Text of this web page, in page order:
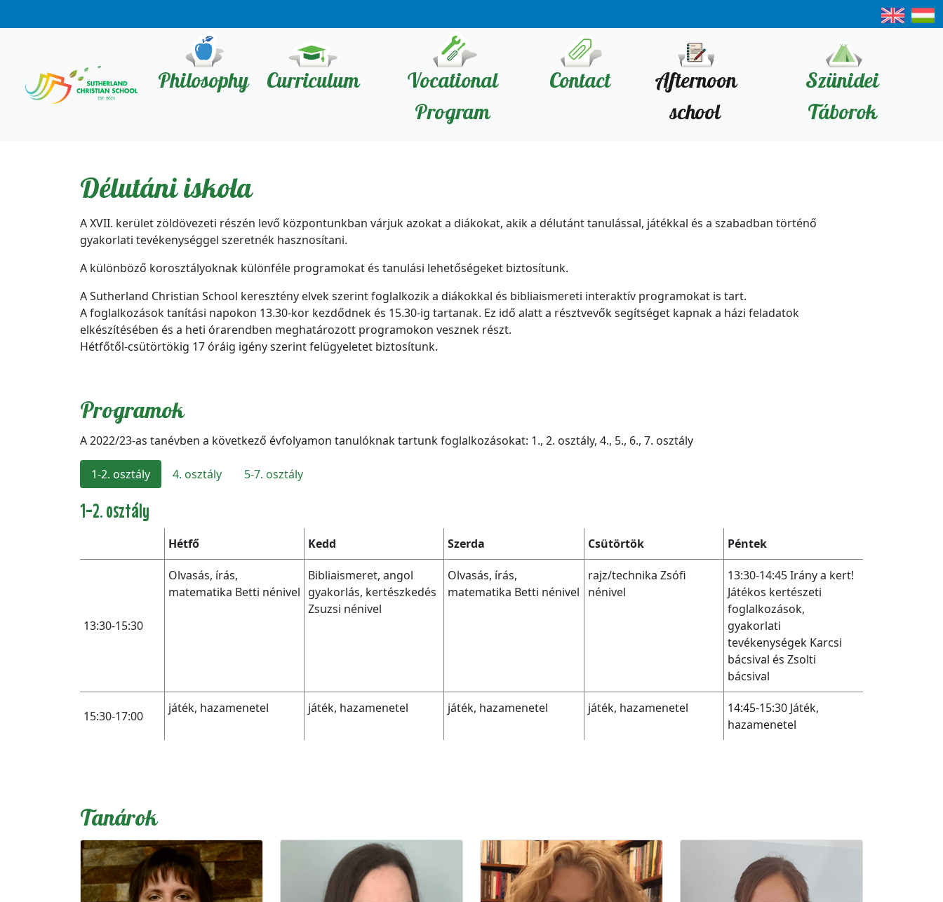
Philosophy Curriculum
Vocational
Program
Contact
Afternoon
school
Szünidei
Táborok
Délutáni iskola
A XVII. kerület zöldövezeti részén levő központunkban várjuk azokat a diákokat, akik a délutánt tanulással, játékkal és a szabadban történő
gyakorlati tevékenységgel szeretnék hasznosítani.
A különböző korosztályoknak különféle programokat és tanulási lehetőségeket biztosítunk.
A Sutherland Christian School keresztény elvek szerint foglalkozik a diákokkal és bibliaismereti interaktív programokat is tart.
A foglalkozások tanítási napokon 13.30-kor kezdődnek és 15.30-ig tartanak. Ez idő alatt a résztvevők segítséget kapnak a házi feladatok
elkészítésében és a heti órarendben meghatározott programokon vesznek részt.
Hétfőtől-csütörtökig 17 óráig igény szerint felügyeletet biztosítunk.
Programok
A 2022/23-as tanévben a következő évfolyamon tanulóknak tartunk foglalkozásokat: 1., 2. osztály, 4., 5., 6., 7. osztály
1-2. osztály 4. osztály 5-7. osztály
1-2. osztály
13:30-15:30
15:30-17:00
Hétfő
Olvasás, írás,
matematika Betti nénivel
játék, hazamenetel
Kedd
Bibliaismeret, angol
gyakorlás, kertészkedés
Zsuzsi nénivel
játék, hazamenetel
Szerda
Olvasás, írás,
matematika Betti nénivel
játék, hazamenetel
Csütörtök
rajz/technika Zsófi
nénivel
játék, hazamenetel
Péntek
13:30-14:45Irány a kert!
Játékos kertészeti
foglalkozások,
gyakorlati
tevékenységek Karcsi
bácsival és Zsolti
bácsival
14:45-15:30 Játék,
hazamenetel
Tanárok